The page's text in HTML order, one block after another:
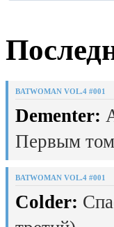
BATWOMAN VOL.4 #001
Dementer:
Первым
BATWOMAN VOL.4 #001
Colder: